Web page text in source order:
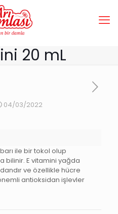
20 mL
04/03/2022
ile bir tokol olup
bilinir. E vitamini yağda
ve özellikle hücre
antioksidan işlevler